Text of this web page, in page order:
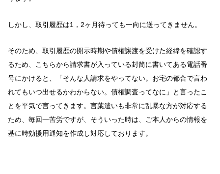
しかし、取引履歴は1，2ヶ月待っても一向に送ってきません。
そのため、取引履歴の開示時期や債権譲渡を受けた経緯を確認す
るため、こちらから請求書が入っている封筒に書いてある電話番
号にかけると、「そんな人請求をやってない。お宅の都合で言わ
れてもいつ出せるかわからない。債権調査ってなに」と言ったこ
とを平気で言ってきます。言葉遣いも非常に乱暴な方が対応する
ため、毎回一苦労ですが、そういった時は、ご本人からの情報を
基に時効援用通知を作成し対応しております。